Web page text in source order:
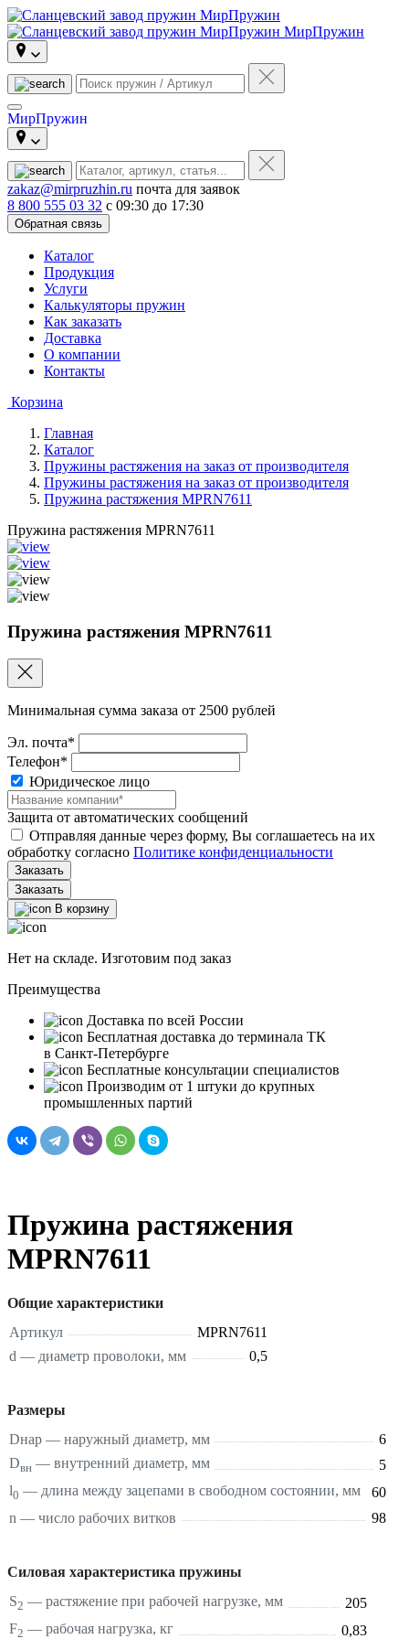
МирПружин
МирПружин
zakaz@mirpruzhin.ru почта для заявок
8 800 555 03 32 с 09:30 до 17:30
Обратная связь
Каталог
Продукция
Услуги
Калькуляторы пружин
Как заказать
Доставка
О компании
Контакты
Корзина
Главная
Каталог
Пружины растяжения на заказ от производителя
Пружины растяжения на заказ от производителя
Пружина растяжения MPRN7611
Пружина растяжения MPRN7611
Пружина растяжения MPRN7611
Минимальная сумма заказа от 2500 рублей
Эл. почта*
Телефон*
Юридическое лицо
Защита от автоматических сообщений
Отправляя данные через форму, Вы соглашаетесь на их
обработку согласно Политике конфиденциальности
Заказать
В корзину
Нет на складе. Изготовим под заказ
Преимущества
Доставка по всей России
Бесплатная доставка до терминала ТК
в Санкт‑Петербурге
Бесплатные консультации специалистов
Производим от 1 штуки до крупных
промышленных партий
Пружина растяжения
MPRN7611
Общие характеристики
Артикул
MPRN7611
d — диаметр проволоки, мм
0,5
Размеры
Dнар — наружный диаметр, мм
6
Dвн — внутренний диаметр, мм
5
l0 — длина между зацепами в свободном состоянии, мм
60
n — число рабочих витков
98
Силовая характеристика пружины
S2 — растяжение при рабочей нагрузке, мм
205
F2 — рабочая нагрузка, кг 0,83